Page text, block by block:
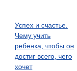
Успех и счастье.
Чему учить
ребенка, чтобы он
достиг всего, чего
хочет